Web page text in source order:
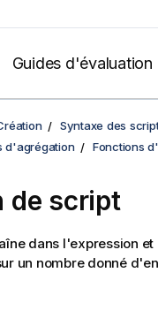
Guides d'évaluation
Syntaxe des
d'agrégation Fonctions
de script
dans l'expression
un nombre donné